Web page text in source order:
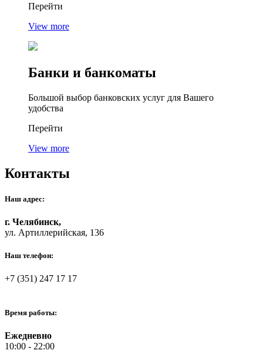
Перейти
View more
Банки и банкоматы
Большой выбор банковских услуг для Вашего
удобства
Перейти
View more
Контакты
Наш адрес:
г. Челябинск,
ул. Артиллерийская, 136
Наш телефон:
+7 (351) 247 17 17
Время работы:
Ежедневно
10:00 - 22:00